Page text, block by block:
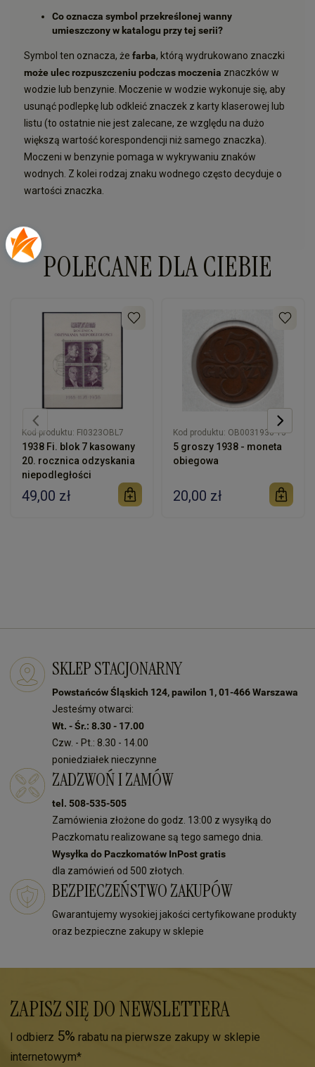
Co oznacza symbol przekreślonej wanny
umieszczony w katalogu przy tej serii?
Symbol ten oznacza, że farba, którą wydrukowano znaczki
może ulec rozpuszczeniu podczas moczenia znaczków w
wodzie lub benzynie. Moczenie w wodzie wykonuje się, aby
usunąć podlepkę lub odkleić znaczek z karty klaserowej lub
listu (to ostatnie nie jest zalecane, ze względu na dużo
większą wartość korespondencji niż samego znaczka).
Moczeni w benzynie pomaga w wykrywaniu znaków
wodnych. Z kolei rodzaj znaku wodnego często decyduje o
wartości znaczka.
POLECANE DLA CIEBIE
Kod produktu: FI0323OBL7
1938 Fi. blok 7 kasowany
20. rocznica odzyskania
niepodległości
49,00 zł
Kod produktu: OB0031938-13
5 groszy 1938 - moneta
obiegowa
20,00 zł
SKLEP STACJONARNY
Powstańców Śląskich 124, pawilon 1, 01-466 Warszawa
Jesteśmy otwarci:
Wt. - Śr.: 8.30 - 17.00
Czw. - Pt.: 8.30 - 14.00
poniedziałek nieczynne
ZADZWOŃ I ZAMÓW
tel. 508-535-505
Zamówienia złożone do godz. 13:00 z wysyłką do
Paczkomatu realizowane są tego samego dnia.
Wysyłka do Paczkomatów InPost gratis
dla zamówień od 500 złotych.
BEZPIECZEŃSTWO ZAKUPÓW
Gwarantujemy wysokiej jakości certyfikowane produkty
oraz bezpieczne zakupy w sklepie
ZAPISZ SIĘ DO NEWSLETTERA
I odbierz 5% rabatu na pierwsze zakupy w sklepie
internetowym*